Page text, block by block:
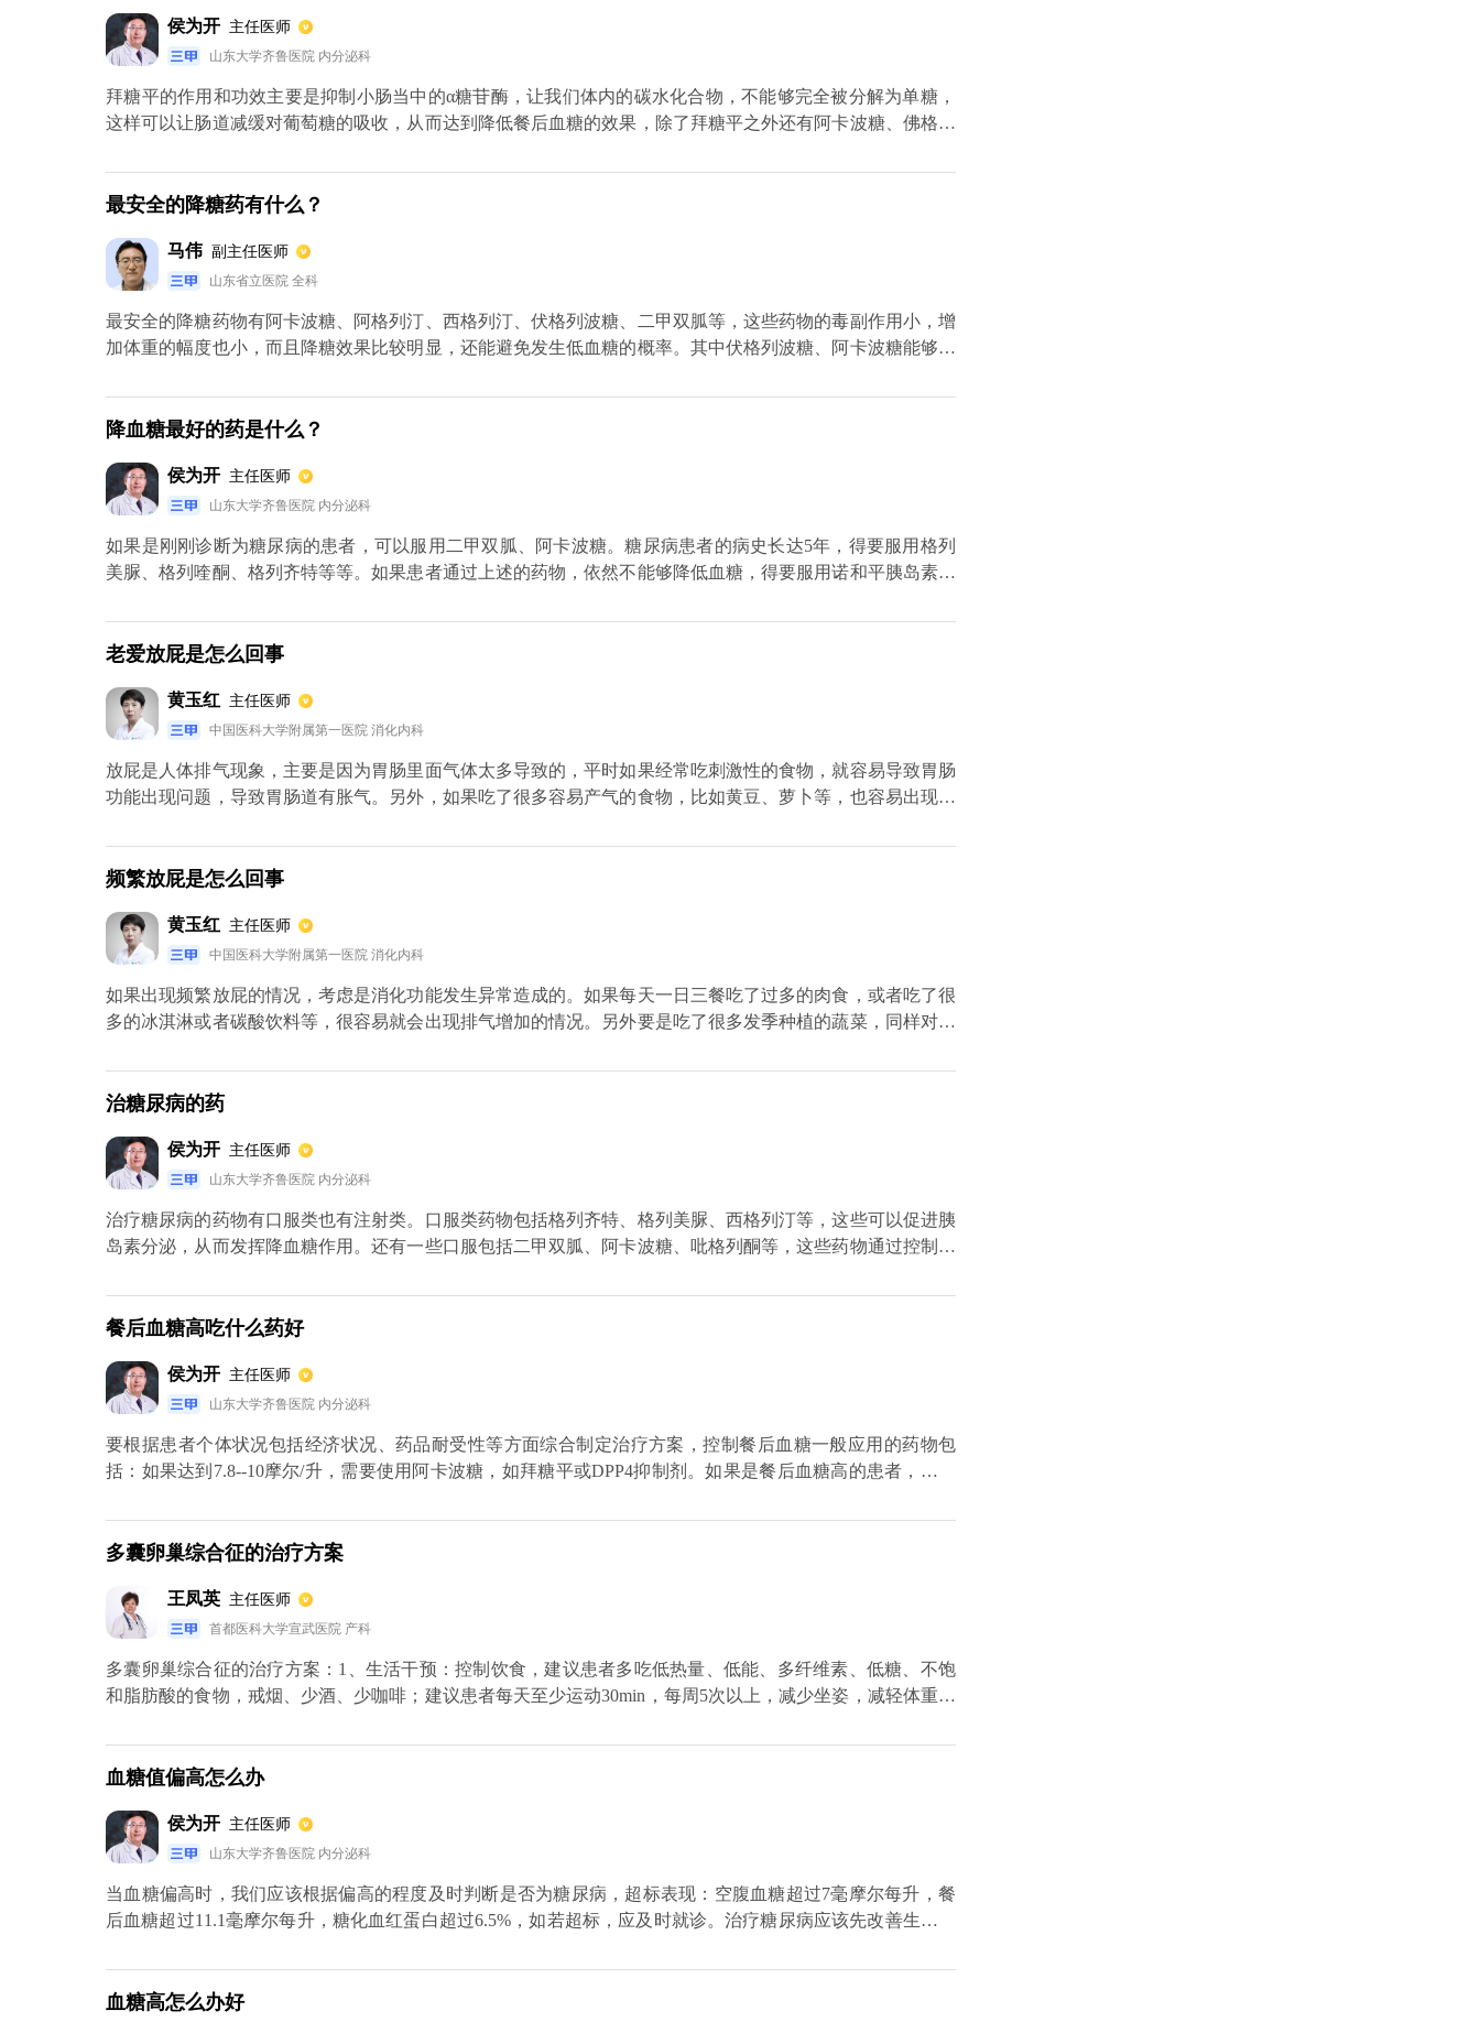
侯为开 主任医师
山东大学齐鲁医院 内分泌科
拜糖平的作用和功效主要是抑制小肠当中的α糖苷酶，让我们体内的碳水化合物，不能够完全被分解为单糖，
这样可以让肠道减缓对葡萄糖的吸收，从而达到降低餐后血糖的效果，除了拜糖平之外还有阿卡波糖、佛格列
入碳水化合物，只要这样拜糖平才会起到药效，这一类的药物应该在第1口饭的时候服用，而且每餐吃饭后都
要服用这个药物，否则这个药物会受到限制，而药效也可能达不到理想当中的效果，因为拜糖平需要和食物来
别的显著。
最安全的降糖药有什么？
马伟 副主任医师
山东省立医院 全科
最安全的降糖药物有阿卡波糖、阿格列汀、西格列汀、伏格列波糖、二甲双胍等，这些药物的毒副作用小，增
加体重的幅度也小，而且降糖效果比较明显，还能避免发生低血糖的概率。其中伏格列波糖、阿卡波糖能够抑
降血糖最好的药是什么？
侯为开 主任医师
山东大学齐鲁医院 内分泌科
如果是刚刚诊断为糖尿病的患者，可以服用二甲双胍、阿卡波糖。糖尿病患者的病史长达5年，得要服用格列
美脲、格列喹酮、格列齐特等等。如果患者通过上述的药物，依然不能够降低血糖，得要服用诺和平胰岛素、
老爱放屁是怎么回事
黄玉红 主任医师
中国医科大学附属第一医院 消化内科
放屁是人体排气现象，主要是因为胃肠里面气体太多导致的，平时如果经常吃刺激性的食物，就容易导致胃肠
功能出现问题，导致胃肠道有胀气。另外，如果吃了很多容易产气的食物，比如黄豆、萝卜等，也容易出现爱
物，比如阿卡波糖等，也会总放屁。如果总是放屁且持续时间长，最好去医院检查一下，看是否患有胃肠道的
疾病。
频繁放屁是怎么回事
黄玉红 主任医师
中国医科大学附属第一医院 消化内科
如果出现频繁放屁的情况，考虑是消化功能发生异常造成的。如果每天一日三餐吃了过多的肉食，或者吃了很
多的冰淇淋或者碳酸饮料等，很容易就会出现排气增加的情况。另外要是吃了很多发季种植的蔬菜，同样对肠
多的情况。另外有些药物也会让排气变多，比如阿卡波糖这种降糖的药物。如果是由于胃肠道功能发生异常造
成的，可以选择调节治疗的方法，服用益生菌就能有效改善。
治糖尿病的药
侯为开 主任医师
山东大学齐鲁医院 内分泌科
治疗糖尿病的药物有口服类也有注射类。口服类药物包括格列齐特、格列美脲、西格列汀等，这些可以促进胰
岛素分泌，从而发挥降血糖作用。还有一些口服包括二甲双胍、阿卡波糖、吡格列酮等，这些药物通过控制肝
另外，注射类药物包括胰岛素、利拉鲁肽注射液、艾塞那肽注射液等。降糖药物有多种，具体用药需咨询专科
医生进行使用。
餐后血糖高吃什么药好
侯为开 主任医师
山东大学齐鲁医院 内分泌科
要根据患者个体状况包括经济状况、药品耐受性等方面综合制定治疗方案，控制餐后血糖一般应用的药物包
括：如果达到7.8--10摩尔/升，需要使用阿卡波糖，如拜糖平或DPP4抑制剂。如果是餐后血糖高的患者，可选
体重减轻等三多一少的症状，如果有上述症状发生，就要抓紧控制血糖以免发展成糖尿病。
多囊卵巢综合征的治疗方案
王凤英 主任医师
首都医科大学宣武医院 产科
多囊卵巢综合征的治疗方案：1、生活干预：控制饮食，建议患者多吃低热量、低能、多纤维素、低糖、不饱
和脂肪酸的食物，戒烟、少酒、少咖啡；建议患者每天至少运动30min，每周5次以上，减少坐姿，减轻体重；
对有生育要求的患者，在激素调整的基础上促排卵、促生育；雌激素较低的患者需在孕激素的基础上使用雌激
素；3、针对高雄激素的治疗：口服短效避孕药、螺内酯调节雄激素；4、调整代谢：使用胰岛素增敏剂，如二
行诱导排卵，如手术治疗或腹腔镜卵巢打孔。还可做试管婴儿，需咨询相关医生；6、心理疏导：对患者进行
心理疏导和沟通，以缓解压力及改善自我认知和发展的能力；7、中西医结合治疗。
血糖值偏高怎么办
侯为开 主任医师
山东大学齐鲁医院 内分泌科
当血糖偏高时，我们应该根据偏高的程度及时判断是否为糖尿病，超标表现：空腹血糖超过7毫摩尔每升，餐
后血糖超过11.1毫摩尔每升，糖化血红蛋白超过6.5%，如若超标，应及时就诊。治疗糖尿病应该先改善生活方
活方式的改变会使血糖得到控制，三个月后仍然不达标的则需要配合药物例如二甲双胍以及促泌剂里面的格列
美脲、格列奇特、瑞格列奈、糖苷酶抑制剂如阿卡波糖，增敏剂如吡格列酮、二肽基肽酶-4抑制剂如沙格列汀
血糖高怎么办好